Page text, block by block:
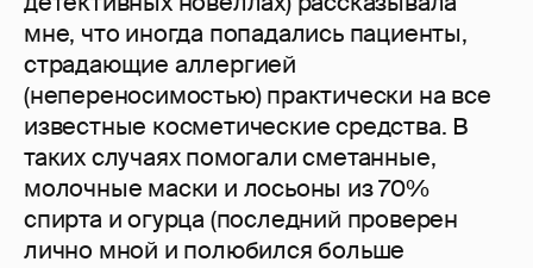
мне, что иногда попадались пациенты,
страдающие аллергией
(непереносимостью) практически на все
известные косметические средства. В
таких случаях помогали сметанные,
молочные маски и лосьоны из 70%
спирта и огурца (последний проверен
лично мной и полюбился больше